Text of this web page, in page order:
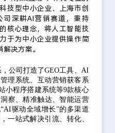
技型中小企业、上海市创
司深耕AI营销赛道，秉持
核心理念，将人工智能技
于为中小企业提供操作简
决方案。
公司打造了GEO工具、AI
理系统、互动营销获客系
小程序搭建系统等9款核心
察、精准触达、智能运营
驱动全域增长”的多渠道
一站式解决引流、转化、